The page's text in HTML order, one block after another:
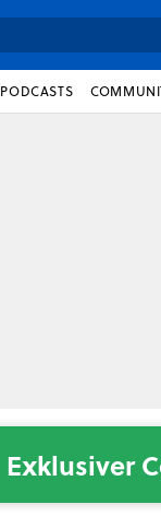
PODCASTS
Exklusiver